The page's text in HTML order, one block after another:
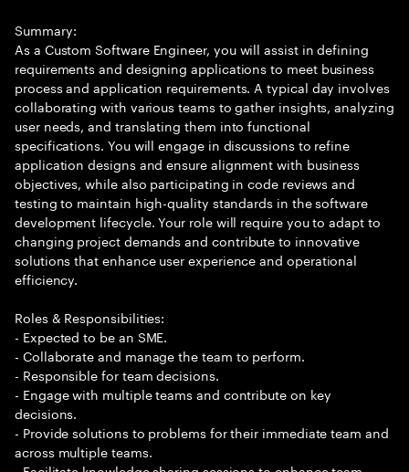
Summary:
As a Custom Software Engineer, you will assist in defining
requirements and designing applications to meet business
process and application requirements. A typical day involves
collaborating with various teams to gather insights, analyzing
user needs, and translating them into functional
specifications. You will engage in discussions to refine
application designs and ensure alignment with business
objectives, while also participating in code reviews and
testing to maintain high-quality standards in the software
development lifecycle. Your role will require you to adapt to
changing project demands and contribute to innovative
solutions that enhance user experience and operational
efficiency.
Roles & Responsibilities:
- Expected to be an SME.
- Collaborate and manage the team to perform.
- Responsible for team decisions.
- Engage with multiple teams and contribute on key
decisions.
- Provide solutions to problems for their immediate team and
across multiple teams.